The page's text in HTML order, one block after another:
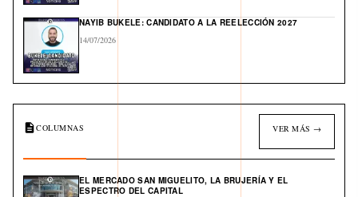
NAYIB BUKELE: CANDIDATO A LA REELECCIÓN 2027
14/07/2026
COLUMNAS VER MÁS →
EL MERCADO SAN MIGUELITO, LA BRUJERÍA Y EL
ESPECTRO DEL CAPITAL